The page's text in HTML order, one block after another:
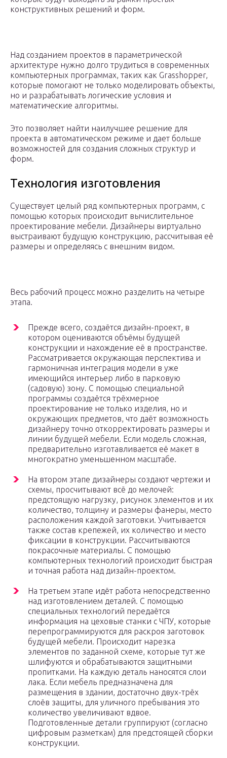
конструктивных решений и форм.
Над созданием проектов в параметрической
архитектуре нужно долго трудиться в современных
компьютерных программах, таких как Grasshopper,
которые помогают не только моделировать объекты,
но и разрабатывать логические условия и
математические алгоритмы.
Это позволяет найти наилучшее решение для
проекта в автоматическом режиме и дает больше
возможностей для создания сложных структур и
форм.
Технология изготовления
Существует целый ряд компьютерных программ, с
помощью которых происходит вычислительное
проектирование мебели. Дизайнеры виртуально
выстраивают будущую конструкцию, рассчитывая её
размеры и определяясь с внешним видом.
Весь рабочий процесс можно разделить на четыре
этапа.
Прежде всего, создаётся дизайн-проект, в
котором оцениваются объёмы будущей
конструкции и нахождение её в пространстве.
Рассматривается окружающая перспектива и
гармоничная интеграция модели в уже
имеющийся интерьер либо в парковую
(садовую) зону. С помощью специальной
программы создаётся трёхмерное
проектирование не только изделия, но и
окружающих предметов, что даёт возможность
дизайнеру точно откорректировать размеры и
линии будущей мебели. Если модель сложная,
предварительно изготавливается её макет в
многократно уменьшенном масштабе.
На втором этапе дизайнеры создают чертежи и
схемы, просчитывают всё до мелочей:
предстоящую нагрузку, рисунок элементов и их
количество, толщину и размеры фанеры, место
расположения каждой заготовки. Учитывается
также состав крепежей, их количество и место
фиксации в конструкции. Рассчитываются
покрасочные материалы. С помощью
компьютерных технологий происходит быстрая
и точная работа над дизайн-проектом.
На третьем этапе идёт работа непосредственно
над изготовлением деталей. С помощью
специальных технологий передаётся
информация на цеховые станки с ЧПУ, которые
перепрограммируются для раскроя заготовок
будущей мебели. Происходит нарезка
элементов по заданной схеме, которые тут же
шлифуются и обрабатываются защитными
пропитками. На каждую деталь наносятся слои
лака. Если мебель предназначена для
размещения в здании, достаточно двух-трёх
слоёв защиты, для уличного пребывания это
количество увеличивают вдвое.
Подготовленные детали группируют (согласно
цифровым разметкам) для предстоящей сборки
конструкции.